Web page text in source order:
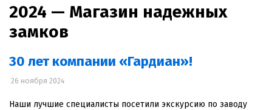
2024 — Магазин надежных
замков
30 лет компании «Гардиан»!
26 ноября 2024
Наши лучшие специалисты посетили экскурсию по заводу